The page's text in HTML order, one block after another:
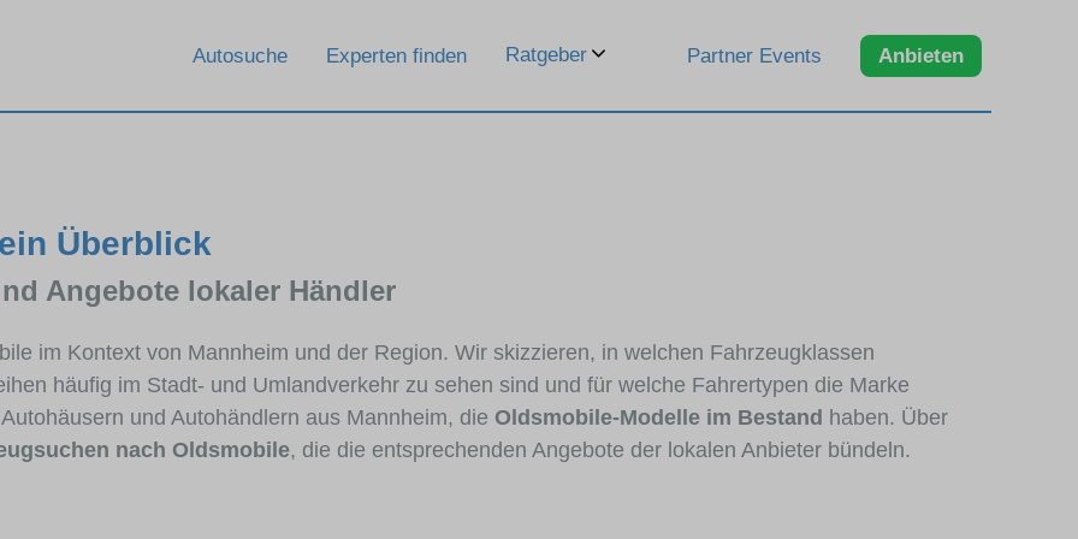
Autosuche Experten finden Ratgeber Partner Events Anbieten
Überblick
Angebote lokaler Händler
im Kontext von Mannheim und der Region. Wir skizzieren, in welchen Fahrzeugklassen
häufig im Stadt- und Umlandverkehr zu sehen sind und für welche Fahrertypen die Marke
und Autohändlern aus Mannheim, die Oldsmobile-Modelle im Bestand haben. Über
nach Oldsmobile, die die entsprechenden Angebote der lokalen Anbieter bündeln.